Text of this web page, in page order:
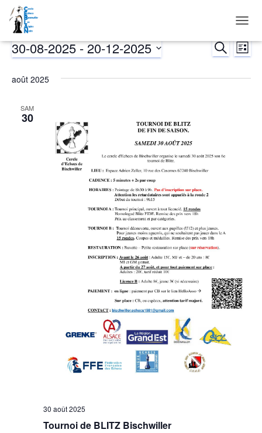
LA
Évènements
et
vues
LISTE
30-08-2025 - 20-12-2025
une
août 2025
SAM
30
Tournoi de BLITZ Bischwiller
30 août 2025